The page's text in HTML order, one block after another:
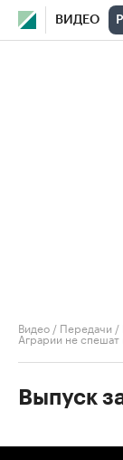
ВИДЕО
Видео / Передачи /
Аграрии не спешат
Выпуск